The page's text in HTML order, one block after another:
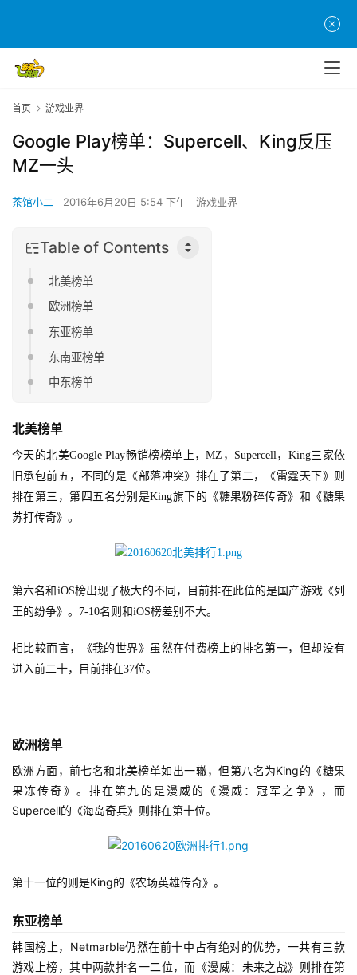
首
游
茶
戏
业
界
首页 游戏业界
Google Play榜单：Supercell、King反压
MZ一头
茶馆小二 2016年6月20日 5:54 下午 游戏业界
Table of Contents
北美榜单
欧洲榜单
东亚榜单
东南亚榜单
中东榜单
北美榜单
今天的北美Google Play畅销榜榜单上，MZ，Supercell，King三家依
旧承包前五，不同的是《部落冲突》排在了第二，《雷霆天下》则
排在第三，第四五名分别是King旗下的《糖果粉碎传奇》和《糖果
苏打传奇》。
第六名和iOS榜出现了极大的不同，目前排在此位的是国产游戏《列
王的纷争》。7-10名则和iOS榜差别不大。
相比较而言，《我的世界》虽然在付费榜上的排名第一，但却没有
进入前二十，目前排在37位。
欧洲榜单
欧洲方面，前七名和北美榜单如出一辙，但第八名为King的《糖果
果冻传奇》。排在第九的是漫威的《漫威：冠军之争》，而
Supercell的《海岛奇兵》则排在第十位。
第十一位的则是King的《农场英雄传奇》。
东亚榜单
韩国榜上，Netmarble仍然在前十中占有绝对的优势，一共有三款
游戏上榜，其中两款排名一二位，而《漫威：未来之战》则排在第